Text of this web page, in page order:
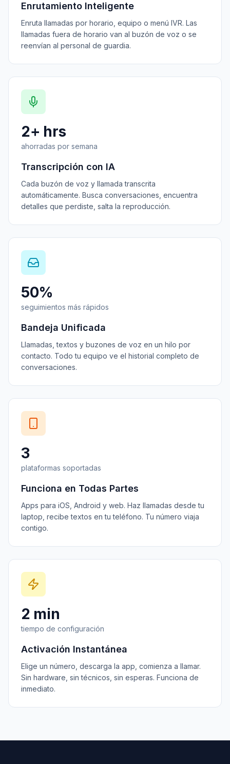
Enrutamiento Inteligente
Enruta llamadas por horario, equipo o menú IVR. Las
llamadas fuera de horario van al buzón de voz o se
reenvían al personal de guardia.
2+ hrs
ahorradas por semana
Transcripción con IA
Cada buzón de voz y llamada transcrita
automáticamente. Busca conversaciones, encuentra
detalles que perdiste, salta la reproducción.
50%
seguimientos más rápidos
Bandeja Unificada
Llamadas, textos y buzones de voz en un hilo por
contacto. Todo tu equipo ve el historial completo de
conversaciones.
3
plataformas soportadas
Funciona en Todas Partes
Apps para iOS, Android y web. Haz llamadas desde tu
laptop, recibe textos en tu teléfono. Tu número viaja
contigo.
2 min
tiempo de configuración
Activación Instantánea
Elige un número, descarga la app, comienza a llamar.
Sin hardware, sin técnicos, sin esperas. Funciona de
inmediato.